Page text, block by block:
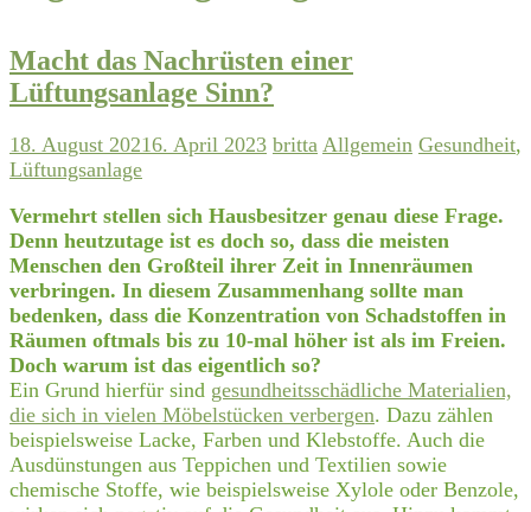
Macht das Nachrüsten einer
Lüftungsanlage Sinn?
18. August 20216. April 2023 britta Allgemein Gesundheit,
Lüftungsanlage
Vermehrt stellen sich Hausbesitzer genau diese Frage.
Denn heutzutage ist es doch so, dass die meisten
Menschen den Großteil ihrer Zeit in Innenräumen
verbringen. In diesem Zusammenhang sollte man
bedenken, dass die Konzentration von Schadstoffen in
Räumen oftmals bis zu 10-mal höher ist als im Freien.
Doch warum ist das eigentlich so?
Ein Grund hierfür sind gesundheitsschädliche Materialien,
die sich in vielen Möbelstücken verbergen. Dazu zählen
beispielsweise Lacke, Farben und Klebstoffe. Auch die
Ausdünstungen aus Teppichen und Textilien sowie
chemische Stoffe, wie beispielsweise Xylole oder Benzole,